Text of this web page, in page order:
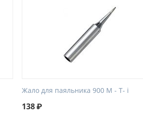
Жало для паяльника 900 М - Т- i
138₽